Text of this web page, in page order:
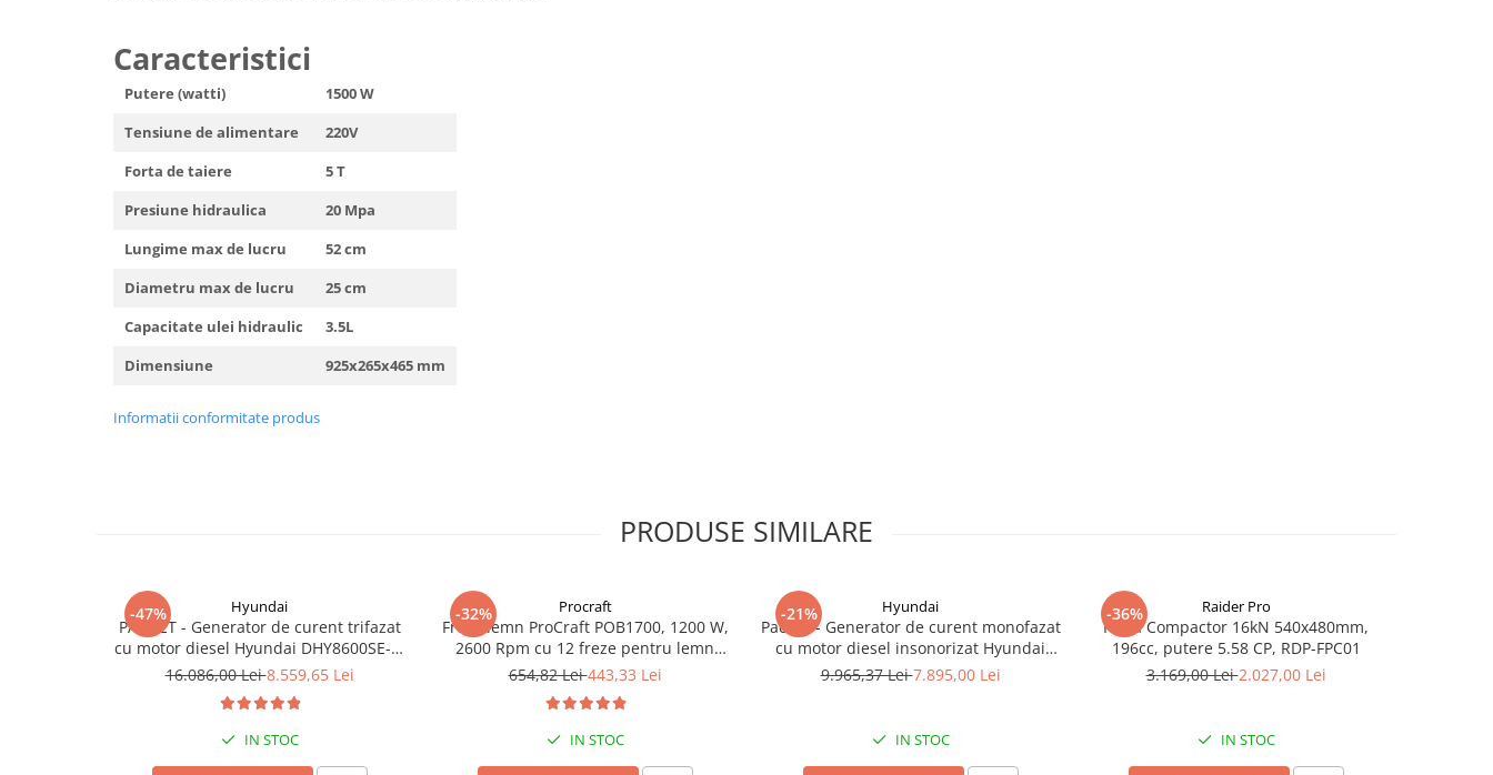
Caracteristici
Putere (watti)
1500 W
Tensiune de alimentare
220V
Forta de taiere
5 T
Presiune hidraulica
20 Mpa
Lungime max de lucru
52 cm
Diametru max de lucru
25 cm
Capacitate ulei hidraulic
3.5L
Dimensiune
925x265x465 mm
Informatii conformitate produs
PRODUSE SIMILARE
-47% Hyundai
PACHET - Generator de curent trifazat
cu motor diesel Hyundai DHY8600SE-T,
putere motor 12 CP, Putere maxima 7.9
Automatizare trifazata ATS12-3P
16.086,00 Lei8.559,65 Lei
IN STOC
-32% Procraft
Freza lemn ProCraft POB1700, 1200 W,
2600 Rpm cu 12 freze pentru lemn
incluse in pachet
654,82 Lei443,33 Lei
IN STOC
-21% Hyundai
Pachet - Generator de curent monofazat
cu motor diesel insonorizat Hyundai
DHY-8600SE, putere maxima 6.5 kVA,
9.965,37 Lei7.895,00 Lei
IN STOC
-36% Raider Pro
Placa Compactor 16kN 540x480mm,
196cc, putere 5.58 CP, RDP-FPC01
3.169,00 Lei2.027,00 Lei
IN STOC